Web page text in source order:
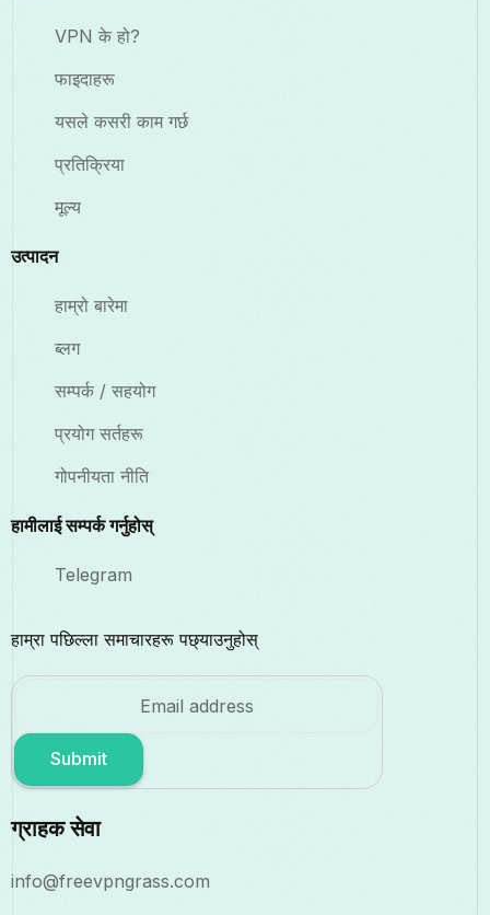
VPN के हो?
फाइदाहरू
यसले कसरी काम गर्छ
प्रतिक्रिया
मूल्य
उत्पादन
हाम्रो बारेमा
ब्लग
सम्पर्क / सहयोग
प्रयोग सर्तहरू
गोपनीयता नीति
हामीलाई सम्पर्क गर्नुहोस्
Telegram
हाम्रा पछिल्ला समाचारहरू पछ्याउनुहोस्
Submit
ग्राहक सेवा
info@freevpngrass.com